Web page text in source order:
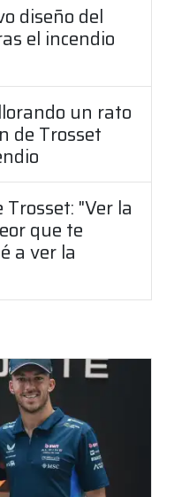
diseño del
el incendio
un rato
de Trosset
"Ver la
que te
a ver la